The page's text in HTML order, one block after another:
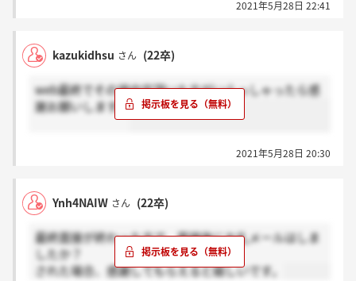
2021年5月28日 22:41
kazukidhsu さん (22卒)
web最終でその場内定頂いた方がいらっしゃったら感
謝お願いします。
2021年5月28日 20:30
Ynh4NAIW さん (22卒)
最終面接が終わった方で、面接後にお礼メールはしま
したか？
された場合、感謝してもらえると嬉しいです。